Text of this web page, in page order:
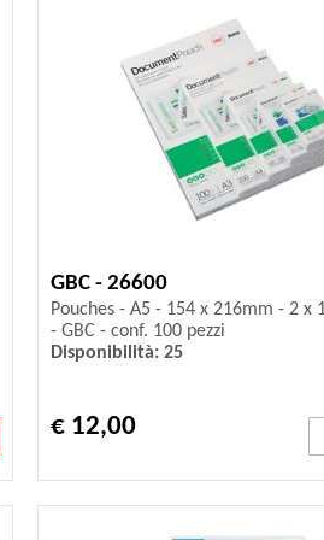
GBC - 26600
Pouches - A5 - 154 x 216mm - 2 x
- GBC - conf. 100 pezzi
Disponibilità: 25
€ 12,00